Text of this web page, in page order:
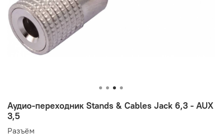
Аудио-переходник Stands & Cables Jack 6,3 - AUX
3,5
Разъём